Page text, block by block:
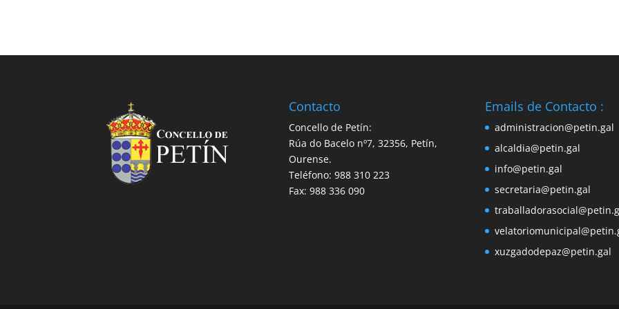
Contacto
Concello de Petín:
Rúa do Bacelo nº7, 32356, Petín,
Ourense.
Teléfono: 988 310 223
Fax: 988 336 090
Emails de Contacto :
administracion@petin.gal
alcaldia@petin.gal
info@petin.gal
secretaria@petin.gal
xuzgadodepaz@petin.gal